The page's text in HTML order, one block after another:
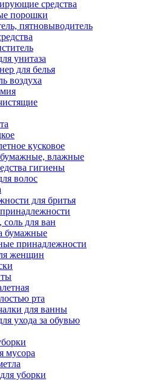
средства
порошки
пятновыводитель
унитаза
для белья
воздуха
кусковое
влажные
гигиены
волос
для бритья
соль для ван
бумажные
принадлежности
женщин
рта
для ванны
ухода за обувью
мусора
уборки